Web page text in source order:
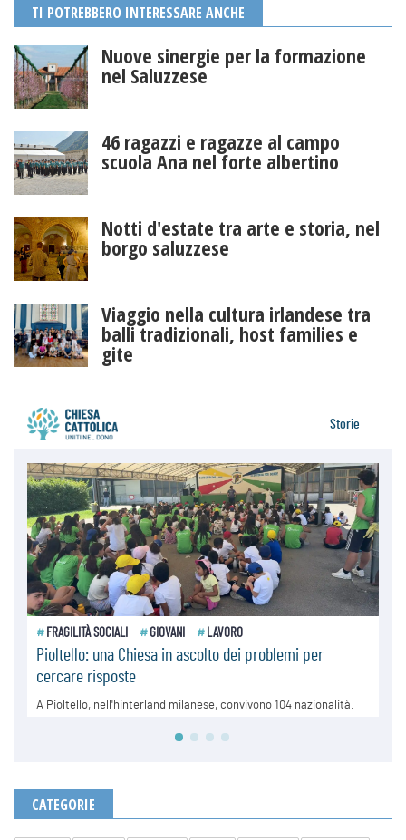
TI POTREBBERO INTERESSARE ANCHE
Nuove sinergie per la formazione
nel Saluzzese
46 ragazzi e ragazze al campo
scuola Ana nel forte albertino
Notti d'estate tra arte e storia, nel
borgo saluzzese
Viaggio nella cultura irlandese tra
balli tradizionali, host families e
gite
CATEGORIE